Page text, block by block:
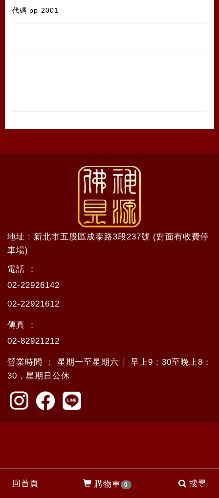
回首頁 購物車 0 搜尋
代碼 pp-2001
地址 : 新北市五股區成泰路3段237號 (對面有收費停
車場)
電話 ：
02-22926142
02-22921612
傳真 ：
02-82921212
營業時間 ： 星期一至星期六 │ 早上9：30至晚上8：
30，星期日公休